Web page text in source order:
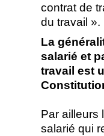
contrat de
du travail ».
La
salarié et
travail est
Par ailleurs
salarié qui